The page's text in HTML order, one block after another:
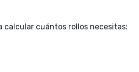
calcular cuántos rollos necesitas: